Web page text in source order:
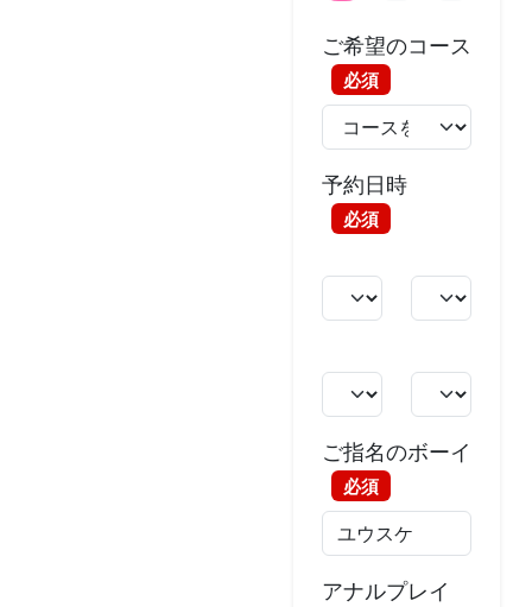
ご希望のコース
必須
予約日時
必須
ご指名のボーイ
必須
アナルプレイ